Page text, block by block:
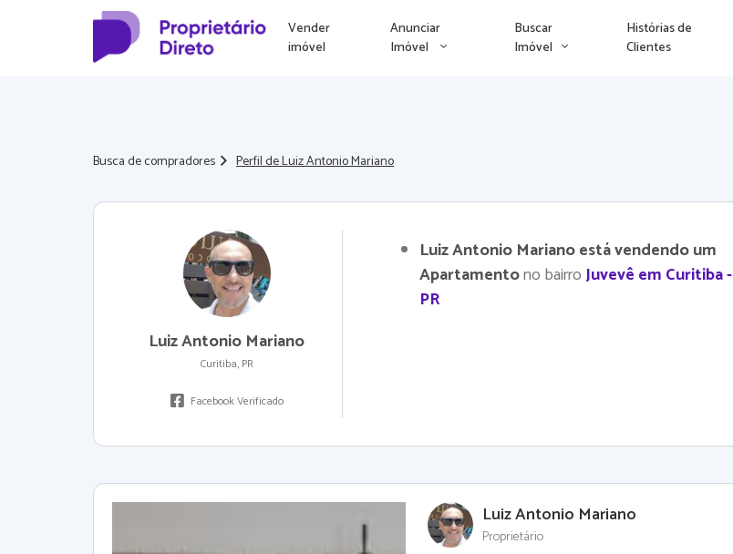
Vender
imóvel
Anunciar
Imóvel
Buscar
Imóvel
Histórias de
Clientes
Busca de compradores Perfil de Luiz Antonio Mariano
Luiz Antonio Mariano
Curitiba, PR
Facebook Verificado
Luiz Antonio Mariano está vendendo um
Apartamentono bairroJuvevê em Curitiba -
PR
Luiz Antonio Mariano
Proprietário